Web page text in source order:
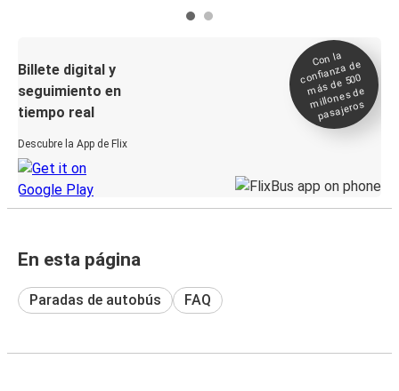
Billete digital y
seguimiento en
tiempo real
Descubre la App de Flix
Con la
confianza de
más de 500
millones de
pasajeros
En esta página
Paradas de autobús FAQ